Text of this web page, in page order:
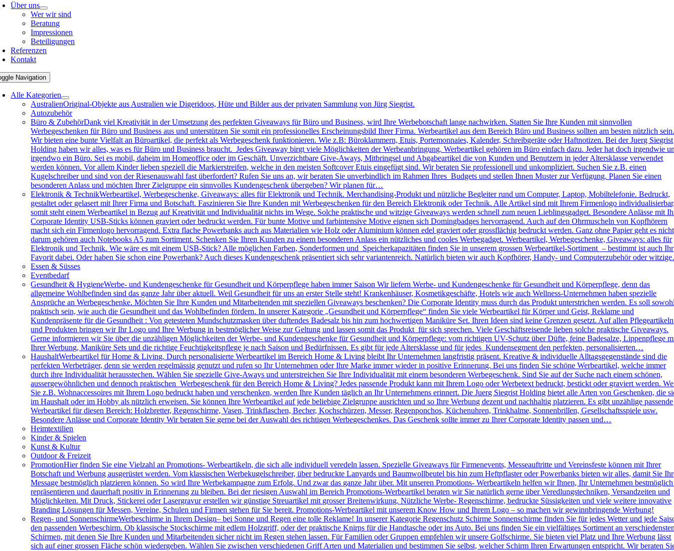
Über uns
Wer wir sind
Beratung
Impressionen
Beteiligungen
Referenzen
Kontakt
Navigation
Alle Kategorien
AustralienOriginal-Objekte aus Australien wie Digeridoos, Hüte und Bilder aus der privaten Sammlung von Jürg Siegrist.
Autozubehör
Büro & ZubehörDank viel Kreativität in der Umsetzung des perfekten Giveaways für Büro und Business, wird Ihre Werbebotschaft lange nachwirken. Statten Sie Ihre Kunden mit sinnvollen
Werbegeschenken für Büro und Business aus und unterstützen Sie somit ein professionelles Erscheinungsbild Ihrer Firma. Werbeartikel aus dem Bereich Büro und Business sollten am besten nützlich
Wir bieten eine bunte Vielfalt an Büroartikel, die perfekt als Werbegeschenk funktionieren. Wie z.B: Büroklammern, Etuis, Portemonnaies, Kalender, Schreibgeräte oder Haftnotizen. Bei der Juerg Siegrist
Holding haben wir alles, was es für Büro und Business braucht. Jedes Giveaway birgt viele Möglichkeiten der Werbeanbringung. Werbeartikel gehören im Büro einfach dazu. Jeder hat doch irgendwie
irgendwo ein Büro. Sei es mobil, daheim im Homeoffice oder im Geschäft. Unverzichtbare Give-Aways, Mitbringsel und Abgabeartikel die von Kunden und Benutzern in jeder Altersklasse verwendet
werden können. Vor allem Kinder lieben speziell die Markierstreifen, welche in den meisten Softcover Etuis eingefügt sind. Wir beraten Sie professionell und unkompliziert. Suchen Sie z.B. einen
Kugelschreiber und sind von der Riesenauswahl fast überfordert? Rufen Sie uns an, wir beraten Sie unverbindlich im Rahmen Ihres Budgets und stellen Ihnen Muster zur Verfügung. Planen Sie einen
besonderen Anlass und möchten Ihrer Zielgruppe ein sinnvolles Kundengeschenk übergeben? Wir planen für…
Elektronik & TechnikWerbeartikel, Werbegeschenke, Giveaways: alles für Elektronik und Technik. Merchandising-Produkt und nützliche Begleiter rund um Computer, Laptop, Mobiltelefonie. Bedruckt,
gestaltet oder gelasert mit Ihrer Firma und Botschaft. Faszinieren Sie Ihre Kunden mit Werbegeschenken für den Bereich Elektronik oder Technik. Alle Artikel sind mit Ihrem Firmenlogo
somit steht einem Werbeartikel in Bezug auf Kreativität und Individualität nichts im Wege. Solche praktische und witzige Giveaways werden schnell zum neuen Lieblingsgadget. Besondere Anlässe mit
Corporate Identity USB-Sticks können graviert oder bedruckt werden. Für bunte Motive und farbintensive Motive eignen sich Domingbadges hervorragend. Auch auf den Ohrmuscheln von Kopfhörern
macht sich ein Firmenlogo hervorragend. Extra flache Powerbanks auch aus Materialien wie Holz oder Aluminium können edel graviert oder grossflächig bedruckt werden. Ganz ohne Papier geht es
darum gehören auch Notebooks A5 zum Sortiment. Schenken Sie Ihren Kunden zu einem besonderen Anlass ein nützliches und cooles Werbegadget. Werbeartikel, Werbegeschenke, Giveaways: alles für
Elektronik und Technik. Wie wäre es mit einem USB-Stick? Alle möglichen Farben, Sonderformen und Speicherkapazitäten finden Sie in unserem grossen Werbeartikel-Sortiment – bestimmt ist auch Ihr
Favorit dabei. Oder haben Sie schon eine Powerbank? Auch dieses Kundengeschenk präsentiert sich sehr variantenreich. Natürlich bieten wir auch Kopfhörer, Handy- und Computerzubehör oder
Essen & Süsses
Eventbedarf
Gesundheit & HygieneWerbe- und Kundengeschenke für Gesundheit und Körperpflege haben immer Saison Wir liefern Werbe- und Kundengeschenke für Gesundheit und Körperpflege, denn das
allgemeine Wohlbefinden sind das ganze Jahr über aktuell. Weil Gesundheit für uns an erster Stelle steht! Krankenhäuser, Kosmetikgeschäfte, Hotels wie auch Wellness-Unternehmen haben spezielle
Ansprüche an Werbegeschenke. Möchten Sie Ihre Kunden und Mitarbeitenden mit speziellen Giveaways beschenken? Die Corporate Identity muss durch das Produkt unterstrichen werden. Es soll
praktisch sein, wie auch die Gesundheit und das Wohlbefinden fördern. In unserer Kategorie „Gesundheit und Körperpflege“ finden Sie viele Werbeartikel für Körper und Geist, Reklame und
Kundenpräsente für die Gesundheit : Von getesteten Mundschutzmasken über duftendes Badesalz bis hin zum hochwertigen Maniküre Set. Ihren Ideen sind keine Grenzen gesetzt. Auf allen Pflegeartikeln
und Produkten bringen wir Ihr Logo und Ihre Werbung in bestmöglicher Weise zur Geltung und lassen somit das Produkt für sich sprechen. Viele Geschäftsreisende lieben solche praktische Giveaways.
Gerne informieren wir Sie über die unzähligen Möglichkeiten der Werbe- und Kundengeschenke für Gesundheit und Körperpflege: vom richtigen UV-Schutz über Düfte, feine Badesalze, Lippenpflege
Ihrer Werbung, Maniküre Sets und die richtige Feuchtigkeitspflege je nach Saison und Bedürfnissen. Es gibt für jede Altersklasse und für jedes Kundensegment den perfekten, personalisierten…
HaushaltWerbeartikel für Home & Living. Durch personalisierte Werbeartikel im Bereich Home & Living bleibt Ihr Unternehmen langfristig präsent. Kreative & individuelle Alltagsgegenstände sind die
perfekten Werbeträger, denn sie werden regelmässig genutzt und rufen so Ihr Unternehmen oder Ihre Marke immer wieder in positive Erinnerung. Bei uns finden Sie schöne Werbeartikel, welche immer
durch ihre Individualität herausstechen. Wählen Sie spezielle Give-Aways und unterstreichen Sie Ihre Individualität mit einem besonderen Werbegeschenk. Sind Sie auf der Suche nach einem schönen,
aussergewöhnlichen und dennoch praktischen Werbegeschenk für den Bereich Home & Living? Jedes passende Produkt kann mit Ihrem Logo oder Werbetext bedruckt, bestickt oder graviert werden.
Sie z.B. Wohnaccessoires mit Ihrem Logo bedruckt haben und verschenken, werden Ihre Kunden täglich an Ihr Unternehmens erinnert. Die Juerg Siegrist Holding bietet alle Arten von Geschenken, die
im Haushalt oder im Hobby als nützlich erweisen. Sie können Ihre Werbeartikel auf jede beliebige Zielgruppe ausrichten und so Ihre Werbung dezent und nachhaltig platzieren. Es gibt unzählige passende
Werbeartikel für diesen Bereich: Holzbretter, Regenschirme, Vasen, Trinkflaschen, Becher, Kochschürzen, Messer, Regenponchos, Küchenuhren, Trinkhalme, Sonnenbrillen, Gesellschaftsspiele usw.
Besondere Anlässe und Corporate Identity Wir beraten Sie gerne bei der Auswahl des richtigen Werbegeschenkes. Das Geschenk sollte immer zu Ihrer Corporate Identity passen und…
Heimtextilien
Kinder & Spielen
Kunst & Kultur
Outdoor & Freizeit
PromotionHier finden Sie eine Vielzahl an Promotions- Werbeartikeln, die sich alle individuell veredeln lassen. Spezielle Giveaways für Firmenevents, Messeauftritte und Vereinsfeste können mit Ihrer
Botschaft und Werbung ausgerüstet werden. Vom klassischen Werbekugelschreiber, über bedruckte Lanyards und Baumwollbeutel bis hin zum Heftpflaster oder Powerbanks bieten wir alles, damit Sie
Message bestmöglich platzieren können. So wird Ihre Werbekampagne zum Erfolg. Und zwar das ganze Jahr über. Mit unseren Promotions- Werbeartikeln helfen wir Ihnen, Ihr Unternehmen
repräsentieren und dauerhaft positiv in Erinnerung zu bleiben. Bei der riesigen Auswahl im Bereich Promotions-Werbeartikel beraten wir Sie natürlich gerne über Veredlungstechniken, Versandzeiten und
Möglichkeiten. Mit Druck, Stickerei oder Lasergravur erstellen wir günstige Streuartikel mit grosser Breitenwirkung. Nützliche Werbe- Regenschirme, bedruckte Süssigkeiten und viele weitere innovative
Branding Lösungen für Messen, Vereine, Schulen und Firmen stehen für Sie bereit. Promotions-Werbeartikel mit unserem Know How und Ihrem Logo – so machen wir gewinnbringende Werbung!
Regen- und SonnenschirmeWerbeschirme in Ihrem Design– bei Sonne und Regen eine tolle Reklame! In unserer Kategorie Regenschutz Schirme Sonnenschirme finden Sie für jedes Wetter und jede
den passenden Werbeschirm. Ob klassische Stockschirme mit edlem Holzgriff, oder der praktische Knirps für die Handtasche oder ins Auto. Bei uns finden Sie ein vielfältiges Sortiment an
Schirmen, mit denen Sie Ihre Kunden und Mitarbeitenden sicher nicht im Regen stehen lassen. Für Familien oder Gruppen empfehlen wir unsere Golfschirme. Sie bieten viel Platz und Ihre Werbung lässt
sich auf einer grossen Fläche schön wiedergeben. Wählen Sie zwischen verschiedenen Griff Arten und Materialien und bestimmen Sie selbst, welcher Schirm Ihren Erwartungen entspricht. Wir beraten